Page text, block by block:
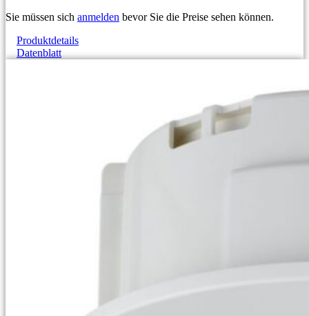
Sie müssen sich anmelden bevor Sie die Preise sehen können.
Produktdetails
Datenblatt